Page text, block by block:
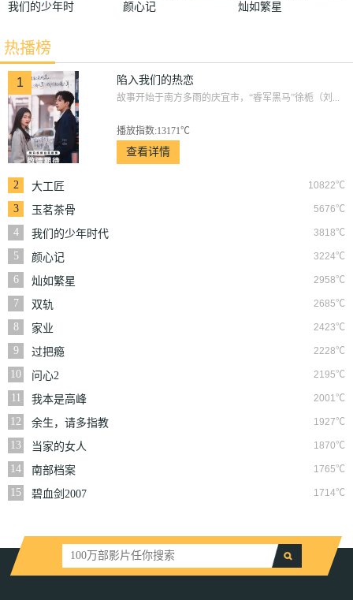
我们的少年时
颜心记 灿如繁星
热播榜
1 陷入我们的热恋
故事开始于南方多雨的庆宜市，“睿军黑马”徐栀（刘...
播放指数:13171℃
查看详情
2 10822℃
大工匠
3
5676℃
玉茗茶骨
4
3818℃
我们的少年时代
5
3224℃
颜心记
6
2958℃
灿如繁星
7
2685℃
双轨
8
2423℃
家业
9
2228℃
过把瘾
10
2195℃
问心2
11
2001℃
我本是高峰
12
1927℃
余生，请多指教
13
1870℃
当家的女人
14
1765℃
南部档案
15
1714℃
碧血剑2007